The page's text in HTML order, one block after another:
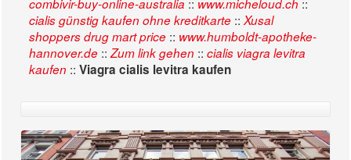
combivir-buy-online-australia
www.micheloud.ch
cialis günstig kaufen ohne kreditkarte :: Xusal
shoppers drug mart price :: www.humboldt-apotheke-
hannover.de :: Zum link gehen :: cialis viagra levitra
kaufen :: Viagra cialis levitra kaufen